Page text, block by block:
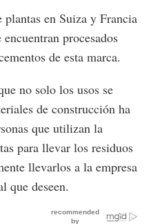
en Suiza y Francia
procesados
de esta marca.
no solo los usos se
de construcción ha
que utilizan la
para llevar los residuos
llevarlos a la empresa
que deseen.